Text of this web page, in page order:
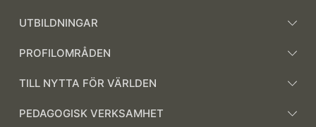
UTBILDNINGAR
PROFILOMRÅDEN
TILL NYTTA FÖR VÄRLDEN
PEDAGOGISK VERKSAMHET